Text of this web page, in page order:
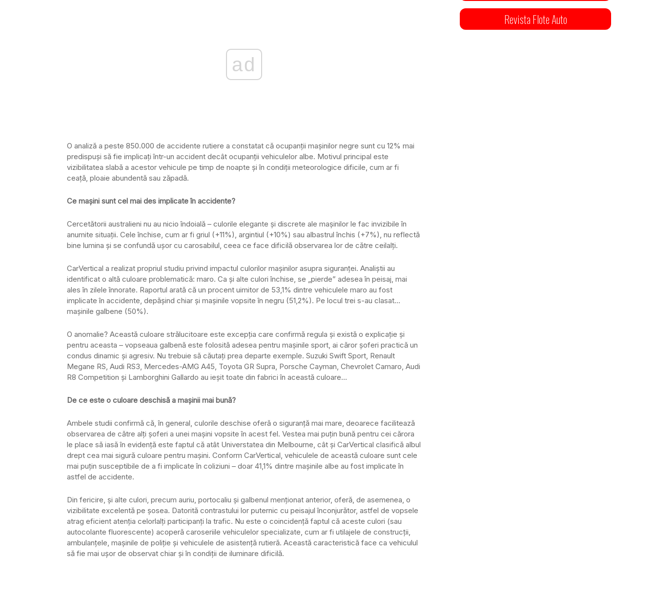
ad
O analiză a peste 850.000 de accidente rutiere a constatat că ocupanții mașinilor negre sunt cu 12% mai
predispuși să fie implicați într-un accident decât ocupanții vehiculelor albe. Motivul principal este
vizibilitatea slabă a acestor vehicule pe timp de noapte și în condiții meteorologice dificile, cum ar fi
ceață, ploaie abundentă sau zăpadă.
Ce mașini sunt cel mai des implicate în accidente?
Cercetătorii australieni nu au nicio îndoială – culorile elegante și discrete ale mașinilor le fac invizibile în
anumite situații. Cele închise, cum ar fi griul (+11%), argintiul (+10%) sau albastrul închis (+7%), nu reflectă
bine lumina și se confundă ușor cu carosabilul, ceea ce face dificilă observarea lor de către ceilalți.
CarVertical a realizat propriul studiu privind impactul culorilor mașinilor asupra siguranței. Analiștii au
identificat o altă culoare problematică: maro. Ca și alte culori închise, se „pierde” adesea în peisaj, mai
ales în zilele înnorate. Raportul arată că un procent uimitor de 53,1% dintre vehiculele maro au fost
implicate în accidente, depășind chiar și mașinile vopsite în negru (51,2%). Pe locul trei s-au clasat…
mașinile galbene (50%).
O anomalie? Această culoare strălucitoare este excepția care confirmă regula și există o explicație și
pentru aceasta – vopseaua galbenă este folosită adesea pentru mașinile sport, ai căror șoferi practică un
condus dinamic și agresiv. Nu trebuie să căutați prea departe exemple. Suzuki Swift Sport, Renault
Megane RS, Audi RS3, Mercedes-AMG A45, Toyota GR Supra, Porsche Cayman, Chevrolet Camaro, Audi
R8 Competition și Lamborghini Gallardo au ieșit toate din fabrici în această culoare…
De ce este o culoare deschisă a mașinii mai bună?
Ambele studii confirmă că, în general, culorile deschise oferă o siguranță mai mare, deoarece facilitează
observarea de către alți șoferi a unei mașini vopsite în acest fel. Vestea mai puțin bună pentru cei cărora
le place să iasă în evidență este faptul că atât Universtatea din Melbourne, cât și CarVertical clasifică albul
drept cea mai sigură culoare pentru mașini. Conform CarVertical, vehiculele de această culoare sunt cele
mai puțin susceptibile de a fi implicate în coliziuni – doar 41,1% dintre mașinile albe au fost implicate în
astfel de accidente.
Din fericire, și alte culori, precum auriu, portocaliu și galbenul menționat anterior, oferă, de asemenea, o
vizibilitate excelentă pe șosea. Datorită contrastului lor puternic cu peisajul înconjurător, astfel de vopsele
atrag eficient atenția celorlalți participanți la trafic. Nu este o coincidență faptul că aceste culori (sau
autocolante fluorescente) acoperă caroseriile vehiculelor specializate, cum ar fi utilajele de construcții,
ambulanțele, mașinile de poliție și vehiculele de asistență rutieră. Această caracteristică face ca vehiculul
să fie mai ușor de observat chiar și în condiții de iluminare dificilă.
Revista Flote Auto